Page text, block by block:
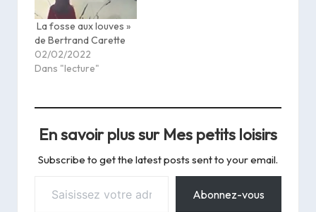
La fosse aux louves »
de Bertrand Carette
02/02/2022
Dans "lecture"
En savoir plus sur Mes petits loisirs
Subscribe to get the latest posts sent to your email.
Abonnez-vous